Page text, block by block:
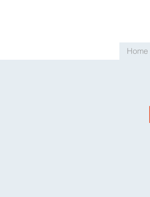
Home